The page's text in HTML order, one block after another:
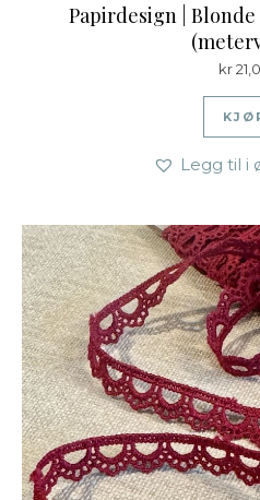
Papirdesign | Blonde
kr
Legg til i